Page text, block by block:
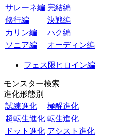
サレーネ編 完結編
修行編
決戦編
カリン編
ハク編
ソニア編
オーディン編
フェス限ヒロイン編
モンスター検索
進化形態別
試練進化
極醒進化
超転生進化 転生進化
ドット進化 アシスト進化